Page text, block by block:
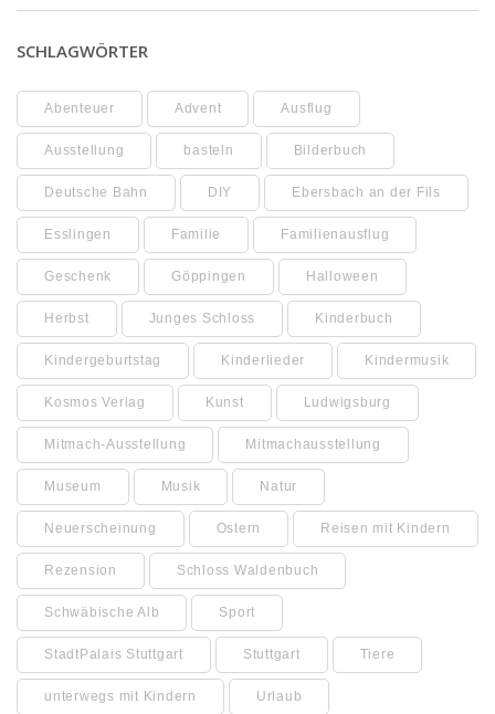
SCHLAGWÖRTER
Abenteuer Advent Ausflug
Ausstellung basteln Bilderbuch
Deutsche Bahn DIY Ebersbach an der Fils
Esslingen Familie Familienausflug
Geschenk Göppingen Halloween
Herbst Junges Schloss Kinderbuch
Kindergeburtstag Kinderlieder Kindermusik
Kosmos Verlag Kunst Ludwigsburg
Mitmach-Ausstellung Mitmachausstellung
Museum Musik Natur
Neuerscheinung Ostern Reisen mit Kindern
Rezension Schloss Waldenbuch
Schwäbische Alb Sport
StadtPalais Stuttgart Stuttgart Tiere
unterwegs mit Kindern Urlaub